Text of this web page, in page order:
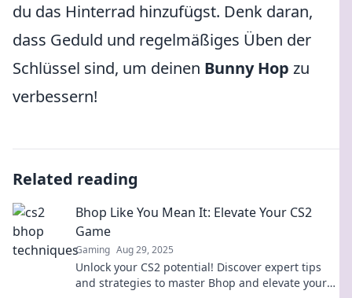
du das Hinterrad hinzufügst. Denk daran,
dass Geduld und regelmäßiges Üben der
Schlüssel sind, um deinen Bunny Hop zu
verbessern!
Related reading
Bhop Like You Mean It: Elevate Your CS2
Game
Gaming Aug 29, 2025
Unlock your CS2 potential! Discover expert tips
and strategies to master Bhop and elevate your